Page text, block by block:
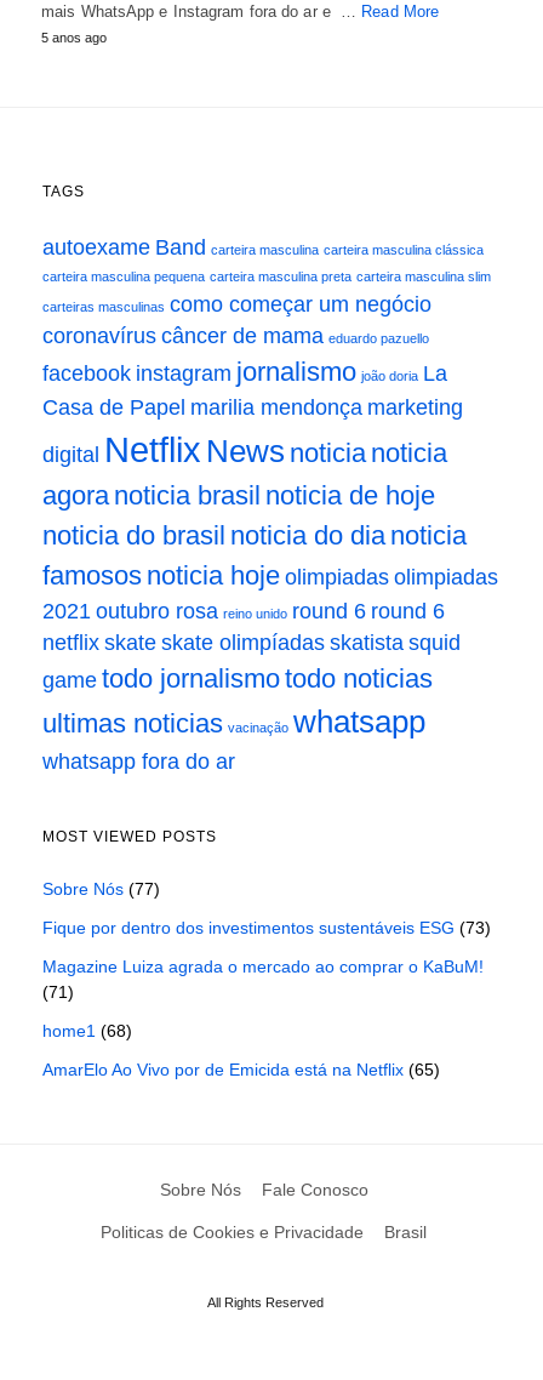
mais WhatsApp e Instagram fora do ar e … Read More
5 anos ago
TAGS
autoexame Band carteira masculina carteira masculina clássica
carteira masculina pequena carteira masculina preta carteira masculina slim
carteiras masculinas como começar um negócio
coronavírus câncer de mama eduardo pazuello
facebook instagram jornalismo joão doria La
Casa de Papel marilia mendonça marketing
digital Netflix News noticia noticia
agora noticia brasil noticia de hoje
noticia do brasil noticia do dia noticia
famosos noticia hoje olimpiadas olimpiadas
2021 outubro rosa reino unido round 6 round 6
netflix skate skate olimpíadas skatista squid
game todo jornalismotodo noticias
ultimas noticias vacinação whatsapp
whatsapp fora do ar
MOST VIEWED POSTS
Sobre Nós (77)
Fique por dentro dos investimentos sustentáveis ESG (73)
Magazine Luiza agrada o mercado ao comprar o KaBuM!
(71)
home1 (68)
AmarElo Ao Vivo por de Emicida está na Netflix (65)
Sobre Nós Fale Conosco
Politicas de Cookies e Privacidade Brasil
All Rights Reserved